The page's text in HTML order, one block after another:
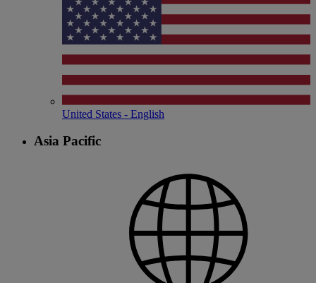
United States - English
Asia Pacific